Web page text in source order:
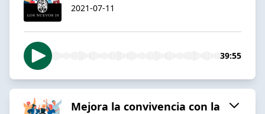
2021-07-11
39:55
Mejora la convivencia con la